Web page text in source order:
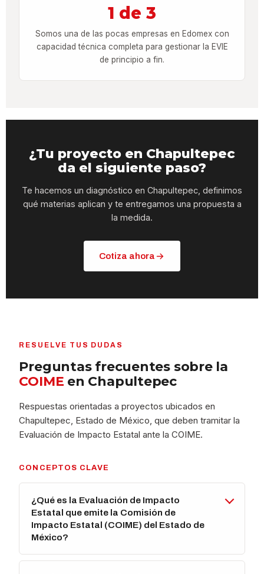
1 de 3
Somos una de las pocas empresas en Edomex con
capacidad técnica completa para gestionar la EVIE
de principio a fin.
¿Tu proyecto en Chapultepec
da el siguiente paso?
Te hacemos un diagnóstico en Chapultepec, definimos
qué materias aplican y te entregamos una propuesta a
la medida.
Cotiza ahora
RESUELVE TUS DUDAS
Preguntas frecuentes sobre la
COIME en Chapultepec
Respuestas orientadas a proyectos ubicados en
Chapultepec, Estado de México, que deben tramitar la
Evaluación de Impacto Estatal ante la COIME.
CONCEPTOS CLAVE
¿Qué es la Evaluación de Impacto
Estatal que emite la Comisión de
Impacto Estatal (COIME) del Estado de
México?